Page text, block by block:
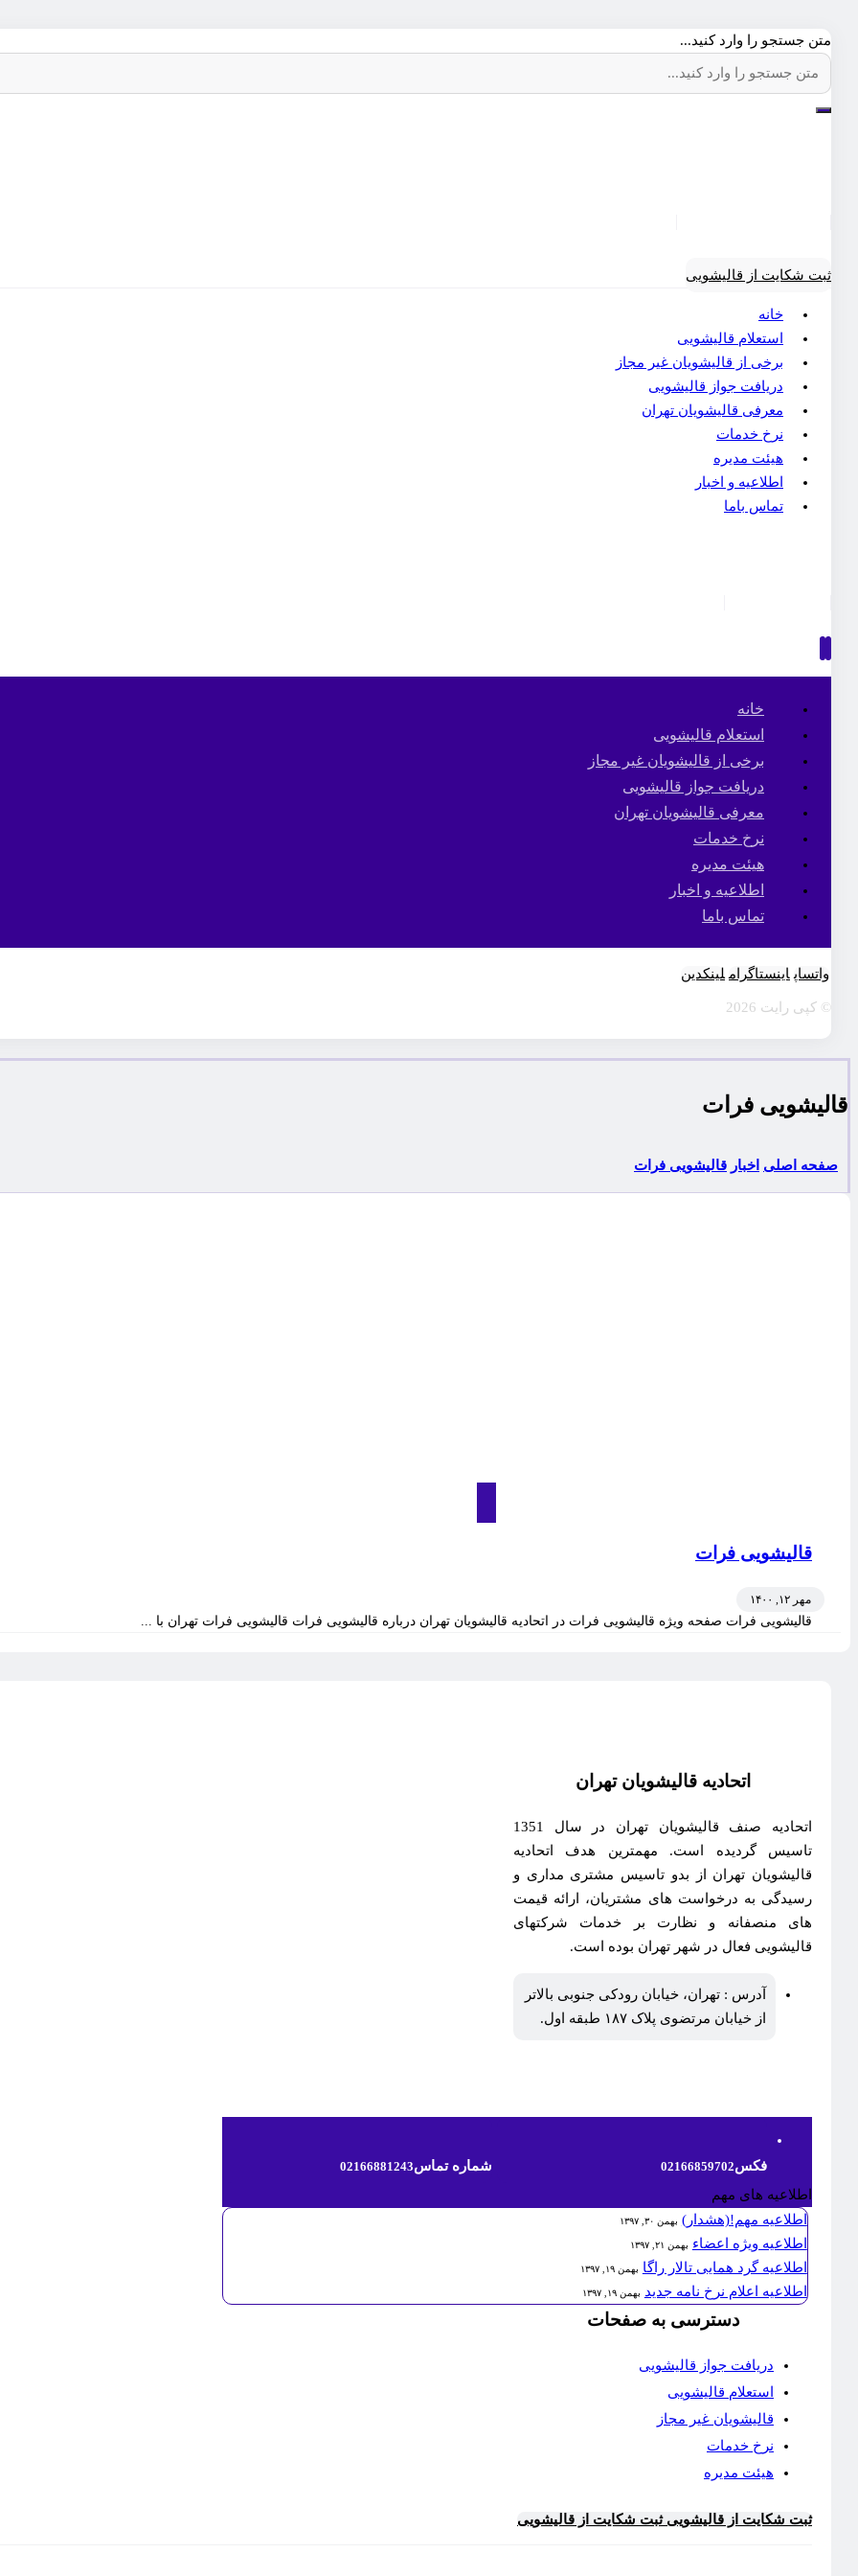
متن جستجو را وارد کنید...
ثبت شکایت از قالیشویی
خانه
استعلام قالیشویی
برخی از قالیشویان غیر مجاز
دریافت جواز قالیشویی
معرفی قالیشویان تهران
نرخ خدمات
هیئت مدیره
اطلاعیه و اخبار
تماس باما
خانه
استعلام قالیشویی
برخی از قالیشویان غیر مجاز
دریافت جواز قالیشویی
معرفی قالیشویان تهران
نرخ خدمات
هیئت مدیره
اطلاعیه و اخبار
تماس باما
واتساپ اینستاگرام لینکدین
© کپی رایت 2026
قاليشويی فرات
صفحه اصلی اخبار قاليشويی فرات
قالیشویی فرات
مهر ۱۲, ۱۴۰۰
قالیشویی فرات صفحه ویژه قالیشویی فرات در اتحادیه قالیشویان تهران درباره قالیشویی فرات قالیشویی فرات تهران با ...
اتحادیه قالیشویان تهران
اتحادیه صنف قالیشویان تهران در سال 1351
تاسیس گردیده است. مهمترین هدف اتحادیه
قالیشویان تهران از بدو تاسیس مشتری مداری و
رسیدگی به درخواست های مشتریان، ارائه قیمت
های منصفانه و نظارت بر خدمات شرکتهای
قالیشویی فعال در شهر تهران بوده است.
آدرس : تهران، خیابان رودکی جنوبی بالاتر
از خیابان مرتضوی پلاک ۱۸۷ طبقه اول.
شماره تماس02166881243 فکس02166859702
اطلاعیه های مهم
اطلاعیه مهم!(هشدار) بهمن ۳۰, ۱۳۹۷
اطلاعیه ویژه اعضاء بهمن ۲۱, ۱۳۹۷
اطلاعیه گرد همایی تالار راگا بهمن ۱۹, ۱۳۹۷
اطلاعیه اعلام نرخ نامه جدید بهمن ۱۹, ۱۳۹۷
دسترسی به صفحات
دریافت جواز قالیشویی
استعلام قالیشویی
قالیشویان غیر مجاز
نرخ خدمات
هیئت مدیره
ثبت شکایت از قالیشوییثبت شکایت از قالیشویی